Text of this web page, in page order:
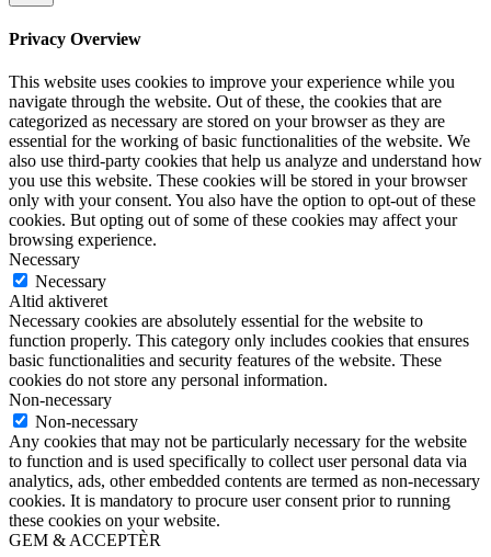
Privacy Overview
This website uses cookies to improve your experience while you
navigate through the website. Out of these, the cookies that are
categorized as necessary are stored on your browser as they are
essential for the working of basic functionalities of the website. We
also use third-party cookies that help us analyze and understand how
you use this website. These cookies will be stored in your browser
only with your consent. You also have the option to opt-out of these
cookies. But opting out of some of these cookies may affect your
browsing experience.
Necessary
Necessary
Altid aktiveret
Necessary cookies are absolutely essential for the website to
function properly. This category only includes cookies that ensures
basic functionalities and security features of the website. These
cookies do not store any personal information.
Non-necessary
Non-necessary
Any cookies that may not be particularly necessary for the website
to function and is used specifically to collect user personal data via
analytics, ads, other embedded contents are termed as non-necessary
cookies. It is mandatory to procure user consent prior to running
these cookies on your website.
GEM & ACCEPTÈR